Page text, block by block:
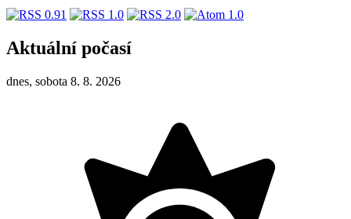
Aktuální počasí
dnes, sobota 8. 8. 2026